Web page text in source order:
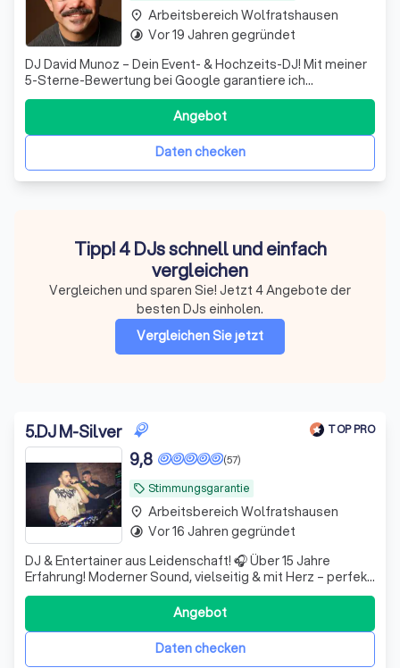
DJ David Munoz – Dein Event- & Hochzeits-DJ! Mit meiner
5-Sterne-Bewertung bei Google garantiere ich
einzigartige Momente und eine perfekte Stimmung für
Daten checken
Angebot
place Arbeitsbereich Wolfratshausen
timelapse Vor 19 Jahren gegründet
Tipp! 4 DJs schnell und einfach
vergleichen
Vergleichen und sparen Sie! Jetzt 4 Angebote der
besten DJs einholen.
Vergleichen Sie jetzt
5.DJ M-Silver TOP PRO
local_offer Stimmungsgarantie
(57)
9,8
DJ & Entertainer aus Leidenschaft! 🎧 Über 15 Jahre
Erfahrung! Moderner Sound, vielseitig & mit Herz – perfekt
für jede Feier. Für jung und alt, mit Veranstaltungstechnik
Daten checken
Angebot
place Arbeitsbereich Wolfratshausen
timelapse Vor 16 Jahren gegründet